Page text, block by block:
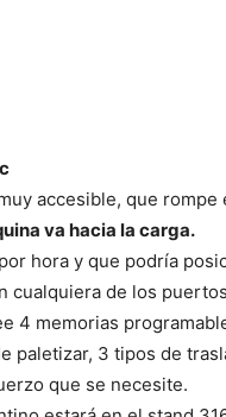
accesible, que rompe
va hacia la carga.
hora y que podría
cualquiera de los
4 memorias
paletizar, 3 tipos de
que se necesite.